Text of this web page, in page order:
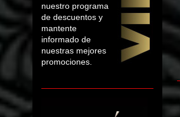
nuestro programa
de descuentos y
mantente
informado de
nuestras mejores
promociones.